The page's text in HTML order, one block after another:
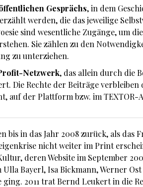
Gesprächs, in dem
werden, die das jeweilige
sind wesentliche Zugänge, um
Sie zählen zu den
zu unterziehen.
Netzwerk, das allein durch die
Die Rechte der Beiträge verbleiben
auf der Plattform bzw. im TEXTOR-
bis in das Jahr 2008 zurück, als das
nicht weiter im Print
deren Website im September
Bayerl, Isa Bickmann, Werner Ost
2011 trat Bernd Leukert in die